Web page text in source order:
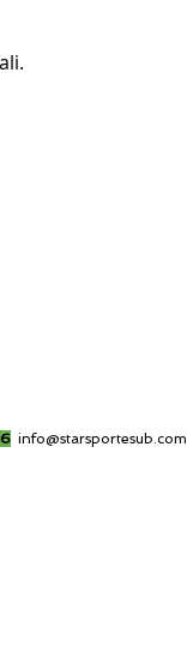
info@starsportesub.com